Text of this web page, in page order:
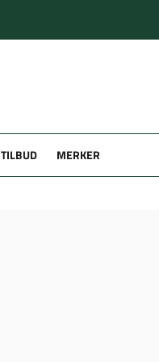
TILBUD MERKER